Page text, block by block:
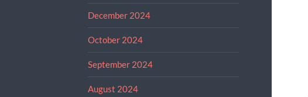
December 2024
October 2024
September 2024
August 2024